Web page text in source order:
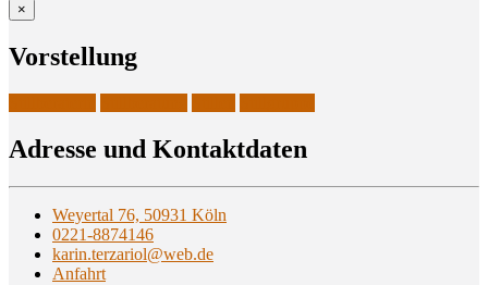
×
Vor­stel­lung
Adres­se und Kontaktdaten
Weyertal 76, 50931 Köln
0221-8874146
karin.terzariol@web.de
Anfahrt